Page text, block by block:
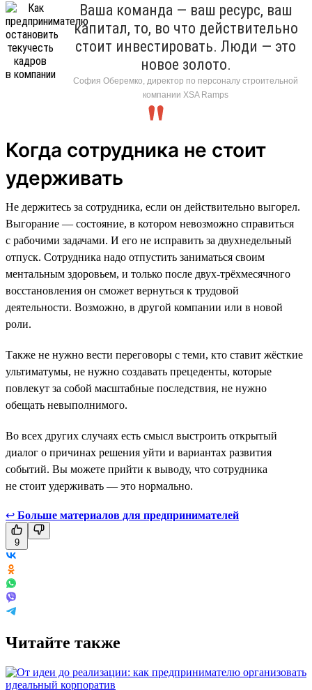
Ваша команда — ваш ресурс, ваш
капитал, то, во что действительно
стоит инвестировать. Люди — это
новое золото.
София Оберемко, директор по персоналу строительной
компании XSA Ramps
Когда сотрудника не стоит
удерживать
Не держитесь за сотрудника, если он действительно выгорел.
Выгорание — состояние, в котором невозможно справиться
с рабочими задачами. И его не исправить за двухнедельный
отпуск. Сотрудника надо отпустить заниматься своим
ментальным здоровьем, и только после двух-трёхмесячного
восстановления он сможет вернуться к трудовой
деятельности. Возможно, в другой компании или в новой
роли.
Также не нужно вести переговоры с теми, кто ставит жёсткие
ультиматумы, не нужно создавать прецеденты, которые
повлекут за собой масштабные последствия, не нужно
обещать невыполнимого.
Во всех других случаях есть смысл выстроить открытый
диалог о причинах решения уйти и вариантах развития
событий. Вы можете прийти к выводу, что сотрудника
не стоит удерживать — это нормально.
↩ Больше материалов для предпринимателей
9
Читайте также